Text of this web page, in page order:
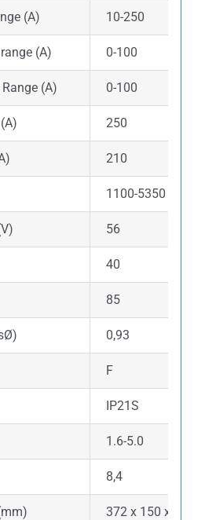
(A) 10-250
(A) 0-100
(A) 0-100
250
210
1100-5350
56
40
85
0,93
F
IP21S
1.6-5.0
8,4
372 x 150 x 280